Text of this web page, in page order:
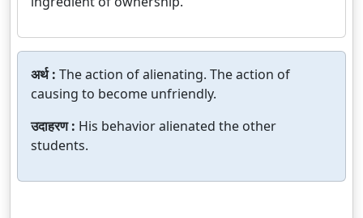
अर्थ : The action of alienating. The action of
causing to become unfriendly.
उदाहरण : His behavior alienated the other
students.